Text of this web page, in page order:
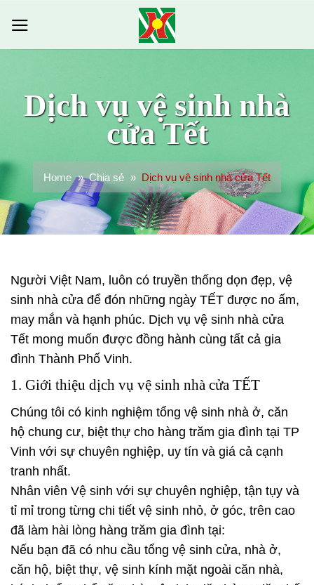
qua
nội
Dịch vụ vệ sinh nhà
cửa Tết
Home » Chia sẻ » Dịch vụ vệ sinh nhà cửa Tết
Người Việt Nam, luôn có truyền thống dọn đẹp, vệ
sinh nhà cửa để đón những ngày TẾT được no ấm,
may mắn và hạnh phúc. Dịch vụ vệ sinh nhà cửa
Tết mong muốn được đồng hành cùng tất cả gia
đình Thành Phố Vinh.
1. Giới thiệu dịch vụ vệ sinh nhà cửa TẾT
Chúng tôi có kinh nghiệm tổng vệ sinh nhà ở, căn
hộ chung cư, biệt thự cho hàng trăm gia đình tại TP
Vinh với sự chuyên nghiệp, uy tín và giá cả cạnh
tranh nhất.
Nhân viên Vệ sinh với sự chuyên nghiệp, tận tụy và
tỉ mỉ trong từng chi tiết vệ sinh nhỏ, ở góc, trên cao
đã làm hài lòng hàng trăm gia đình tại:
Nếu bạn đã có nhu cầu tổng vệ sinh cửa, nhà ở,
căn hộ, biệt thự, vệ sinh kính mặt ngoài căn nhà,